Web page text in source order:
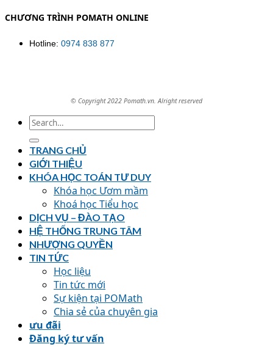
CHƯƠNG TRÌNH POMATH ONLINE
Hotline: 0974 838 877
© Copyright 2022 Pomath.vn. Alright reserved
TRANG CHỦ
GIỚI THIỆU
KHÓA HỌC TOÁN TƯ DUY
Khóa học Ươm mầm
Khoá học Tiểu học
DỊCH VỤ – ĐÀO TẠO
HỆ THỐNG TRUNG TÂM
NHƯỢNG QUYỀN
TIN TỨC
Học liệu
Tin tức mới
Sự kiện tại POMath
Chia sẻ của chuyên gia
ưu đãi
Đăng ký tư vấn